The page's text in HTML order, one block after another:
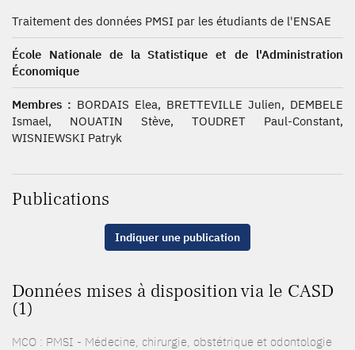
Traitement des données PMSI par les étudiants de l'ENSAE
École Nationale de la Statistique et de l'Administration
Économique
Membres : BORDAIS Elea, BRETTEVILLE Julien, DEMBELE
Ismael, NOUATIN Stève, TOUDRET Paul-Constant,
WISNIEWSKI Patryk
Publications
Indiquer une publication
Données mises à disposition via le CASD
(1)
MCO : PMSI - Médecine, chirurgie, obstétrique et odontologie